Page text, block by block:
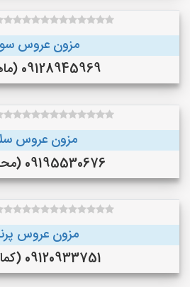
مزون عروس
09128945969 (ماهدشت)
مزون عروس
09195530676 (محمد شهر)
مزون عروس
09120933751 (کمال شهر)